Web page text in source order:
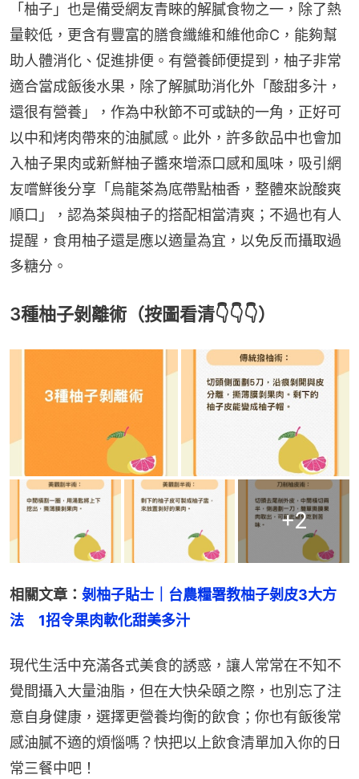
「柚子」也是備受網友青睞的解膩食物之一，除了熱
量較低，更含有豐富的膳食纖維和維他命C，能夠幫
助人體消化、促進排便。有營養師便提到，柚子非常
適合當成飯後水果，除了解膩助消化外「酸甜多汁，
還很有營養」，作為中秋節不可或缺的一角，正好可
以中和烤肉帶來的油膩感。此外，許多飲品中也會加
入柚子果肉或新鮮柚子醬來增添口感和風味，吸引網
友嚐鮮後分享「烏龍茶為底帶點柚香，整體來說酸爽
順口」，認為茶與柚子的搭配相當清爽；不過也有人
提醒，食用柚子還是應以適量為宜，以免反而攝取過
多糖分。
3種柚子剝離術（按圖看清👇👇👇）
+2
相關文章： 剝柚子貼士｜台農糧署教柚子剝皮3大方
法　1招令果肉軟化甜美多汁
現代生活中充滿各式美食的誘惑，讓人常常在不知不
覺間攝入大量油脂，但在大快朵頤之際，也別忘了注
意自身健康，選擇更營養均衡的飲食；你也有飯後常
感油膩不適的煩惱嗎？快把以上飲食清單加入你的日
常三餐中吧！